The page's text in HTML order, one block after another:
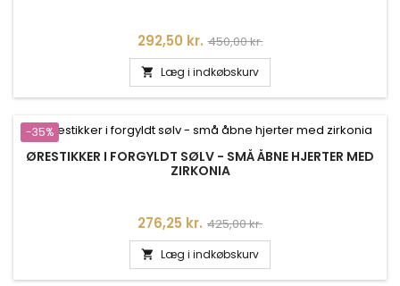
Pris
292,50 kr. Normalpris
450,00 kr.
 Læg i indkøbskurv
-35%
ØRESTIKKER I FORGYLDT SØLV - SMÅ ÅBNE HJERTER MED
ZIRKONIA
Pris
276,25 kr. Normalpris
425,00 kr.
 Læg i indkøbskurv